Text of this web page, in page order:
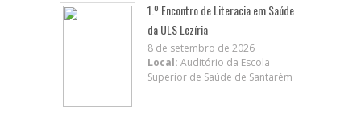
1.º Encontro de Literacia em Saúde
da ULS Lezíria
8 de setembro de 2026
Local: Auditório da Escola
Superior de Saúde de Santarém